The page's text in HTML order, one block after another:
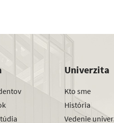
Univerzita
Kto sme
História
Vedenie